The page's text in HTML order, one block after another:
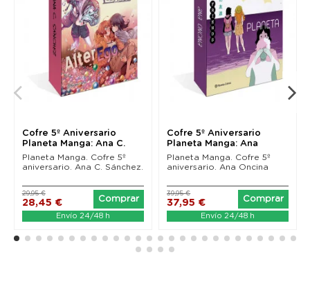
Cofre 5º Aniversario
Planeta Manga: Ana C.
Sánchez
Planeta Manga. Cofre 5º
aniversario. Ana C. Sánchez.
28,45 €
29,95 €
Comprar
Envío 24/48 h
Cofre 5º Aniversario
Planeta Manga: Ana
Oncina
Planeta Manga. Cofre 5º
aniversario. Ana Oncina
37,95 €
39,95 €
Comprar
Envío 24/48 h